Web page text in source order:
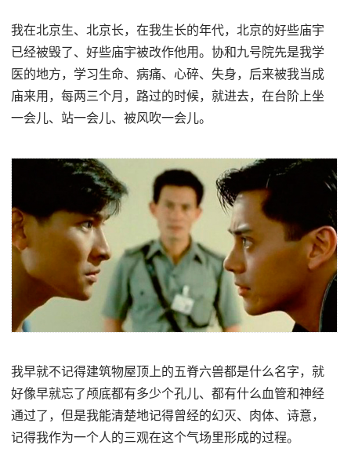
我在北京生、北京长，在我生长的年代，北京的好些庙宇
已经被毁了、好些庙宇被改作他用。协和九号院先是我学
医的地方，学习生命、病痛、心碎、失身，后来被我当成
庙来用，每两三个月，路过的时候，就进去，在台阶上坐
一会儿、站一会儿、被风吹一会儿。
我早就不记得建筑物屋顶上的五脊六兽都是什么名字，就
好像早就忘了颅底都有多少个孔儿、都有什么血管和神经
通过了，但是我能清楚地记得曾经的幻灭、肉体、诗意，
记得我作为一个人的三观在这个气场里形成的过程。